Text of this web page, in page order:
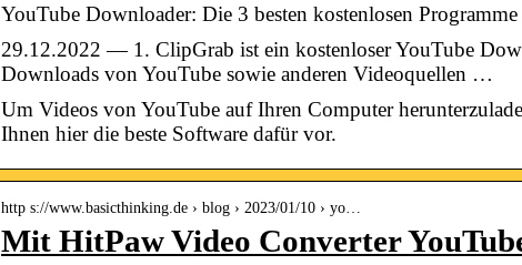
YouTube Downloader: Die 3 besten kostenlosen
29.12.2022 — 1. ClipGrab ist ein kostenloser YouTube
Downloads von YouTube sowie anderen Videoquellen …
Um Videos von YouTube auf Ihren Computer
Ihnen hier die beste Software dafür vor.
http s://www.basicthinking.de › blog › 2023/01/10 › yo…
Mit HitPaw Video Converter